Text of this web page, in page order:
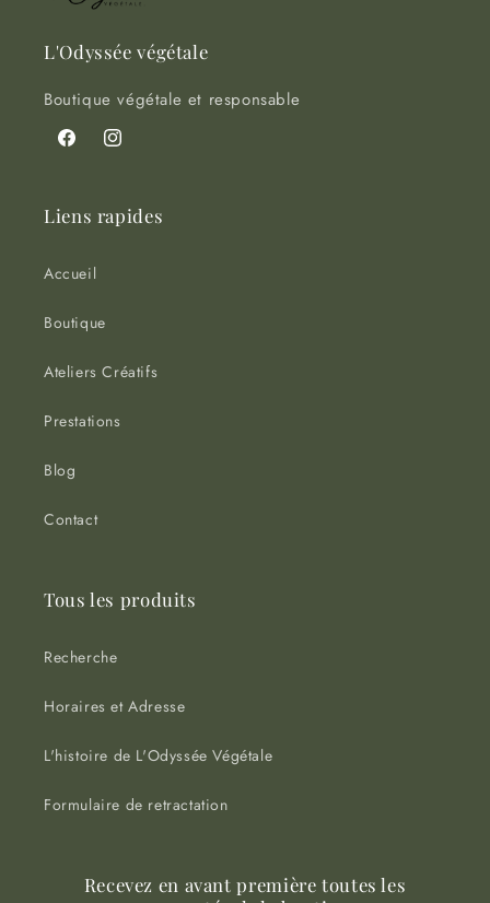
L'Odyssée végétale
Boutique végétale et responsable
FacebookInstagram
Liens rapides
Accueil
Boutique
Ateliers Créatifs
Prestations
Blog
Contact
Tous les produits
Recherche
Horaires et Adresse
L'histoire de L'Odyssée Végétale
Formulaire de retractation
Recevez en avant première toutes les